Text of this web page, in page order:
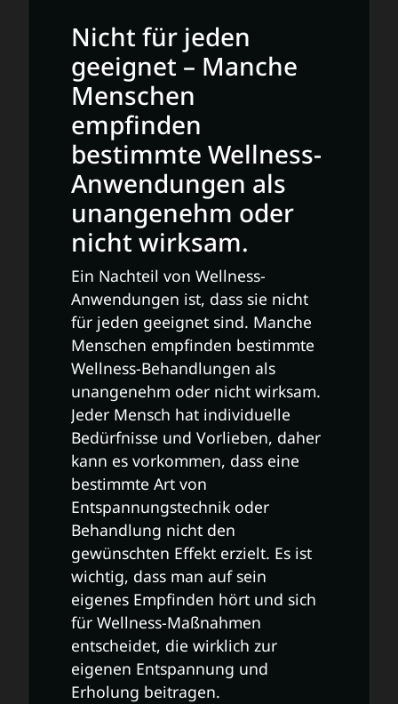
Nicht für jeden
geeignet – Manche
Menschen
empfinden
bestimmte Wellness-
Anwendungen als
unangenehm oder
nicht wirksam.
Ein Nachteil von Wellness-
Anwendungen ist, dass sie nicht
für jeden geeignet sind. Manche
Menschen empfinden bestimmte
Wellness-Behandlungen als
unangenehm oder nicht wirksam.
Jeder Mensch hat individuelle
Bedürfnisse und Vorlieben, daher
kann es vorkommen, dass eine
bestimmte Art von
Entspannungstechnik oder
Behandlung nicht den
gewünschten Effekt erzielt. Es ist
wichtig, dass man auf sein
eigenes Empfinden hört und sich
für Wellness-Maßnahmen
entscheidet, die wirklich zur
eigenen Entspannung und
Erholung beitragen.